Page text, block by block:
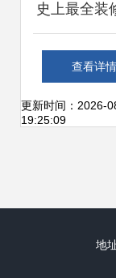
史上最全装
清单明细表
到软装，打
查看详情
更新时间：2026-
19:25:09
地